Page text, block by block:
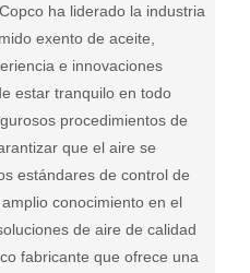
ha liderado la industria
exento de aceite,
e innovaciones
estar tranquilo en todo
procedimientos de
que el aire se
estándares de control de
conocimiento en el
de aire de calidad
fabricante que ofrece una